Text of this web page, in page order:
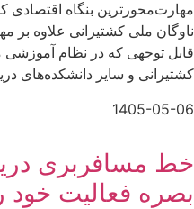
مهارت‌محورترین بنگاه
ناوگان ملی کشتیرانی علاوه
قابل توجهی که در نظام
کشتیرانی و سایر دانشکده‌های
1405-05-06
خط مسافربری
بصره فعالیت خود